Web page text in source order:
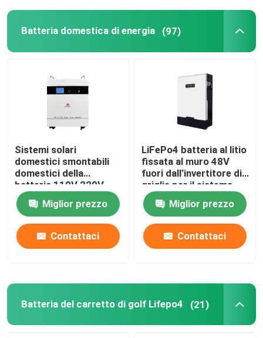
Batteria domestica di energia (97)
Sistemi solari
domestici smontabili
domestici della
batteria 110V 220V
3000W di energia
Miglior prezzo
Contattaci
LiFePo4 batteria al litio
fissata al muro 48V
fuori dall'invertitore di
griglia per il sistema
domestico di energia
solareMiglior prezzo
Contattaci
Batteria del carretto di golf Lifepo4 (21)